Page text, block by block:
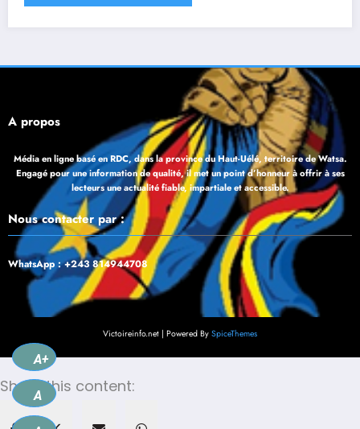
À propos
Média en ligne basé en RDC, dans la province du Haut-Uélé, territoire de Watsa.
Engagé pour une information de qualité, il met un point d’honneur à offrir à ses
lecteurs une actualité fiable, impartiale et accessible.
Nous contacter par :
WhatsApp : +243 814944708
Victoireinfo.net | Powered By SpiceThemes
A+
A
Share this content: